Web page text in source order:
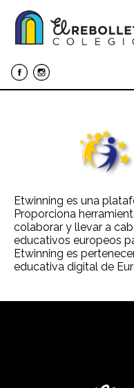
Etwinning es una
Proporciona
colaborar y llevar a
educativos europeos
Etwinning es
educativa digital de